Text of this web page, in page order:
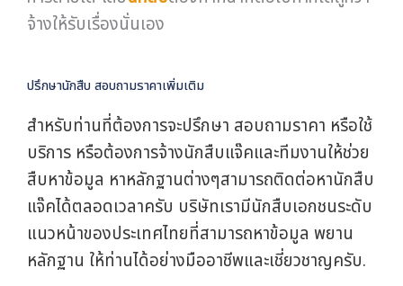
จ้างให้รับเรื่องนั่นเอง
ปรึกษานักสืบ สอบถามราคาเพิ่มเติม
สำหรับท่านที่ต้องการจะปรึกษา สอบถามราคา หรือใช้
บริการ หรือต้องการจ้างนักสืบแจ๊คและทีมงานให้ช่วย
สืบหาข้อมูล หาหลักฐานต่างๆสามารถติดต่อหานักสืบ
แจ๊คได้ตลอดเวลาครับ บริษัทเรามีนักสืบเอกชนระดับ
แนวหน้าของประเทศไทยที่สามารถหาข้อมูล พยาน
หลักฐาน ให้ท่านได้อย่างมืออาชีพและเชี่ยวชาญครับ.